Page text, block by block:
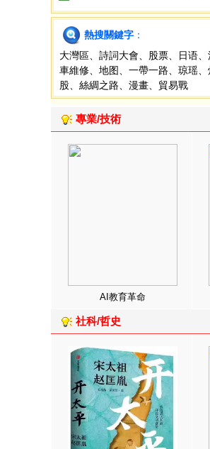
熱搜關鍵字 ：
大灣區
詩詞大會 股票 日语
車維修
地图 一帶一路 琼瑶
股
絲綢之路 漫畫 貿易戰
專業/技術
AI教育革命
社科/哲史